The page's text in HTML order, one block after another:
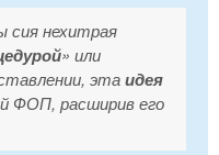
сия нехитрая
» или
этаидея
ФОП, расширив его